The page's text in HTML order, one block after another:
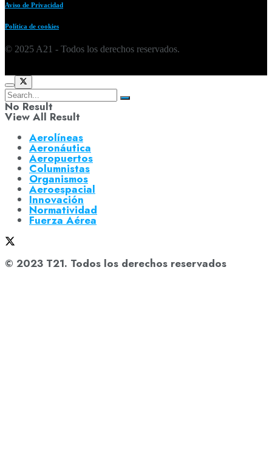
Aviso de Privacidad
Política de cookies
© 2025 A21 - Todos los derechos reservados.
No Result
View All Result
Aerolíneas
Aeronáutica
Aeropuertos
Columnistas
Organismos
Aeroespacial
Innovación
Normatividad
Fuerza Aérea
© 2023 T21. Todos los derechos reservados